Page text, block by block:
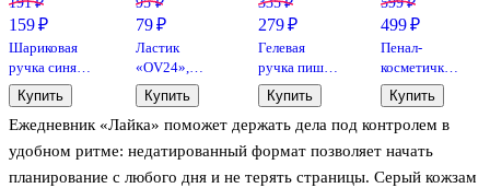
Ежедневник «Лайка» поможет держать дела под контролем в
удобном ритме: недатированный формат позволяет начать
планирование с любого дня и не терять страницы. Серый кожзам
159 ₽
Шариковая
ручка синяя
0,7 мм, BPS-
GP-F L, Pilot
Купить
79 ₽
Ластик
«OV24»,
Factis,
овальный,
мягкий
Купить
279 ₽
Гелевая
ручка пиши-
стирай синяя
0,6 мм,
Correct,
Berlingo, в
Купить
499 ₽
Пенал-
косметичка
"Созвездия"
Купить